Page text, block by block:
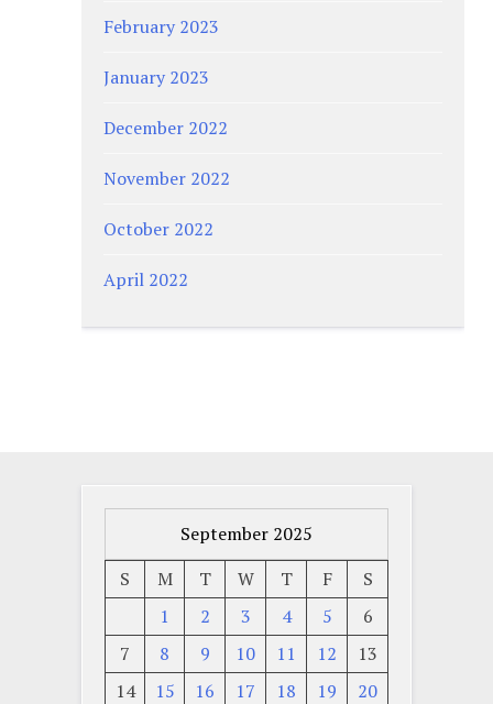
February 2023
January 2023
December 2022
November 2022
October 2022
April 2022
September 2025
S
M T W T F
S
1
2 3 4 5
6
7
8 9 10 11 12
13
14
15 16 17 18 19 20